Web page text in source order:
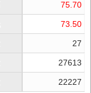
75.70
73.50
27
27613
22227